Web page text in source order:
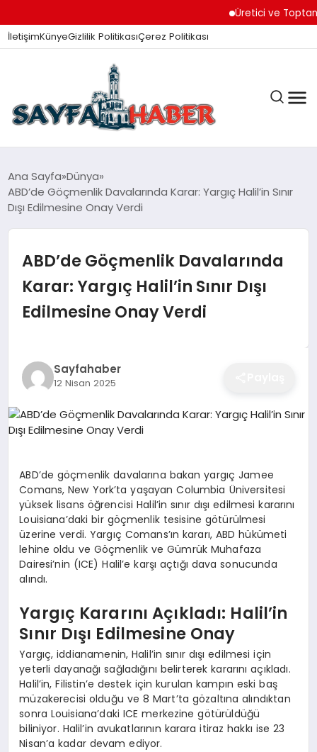
Üretici ve
İletişimKünyeGizlilik PolitikasıÇerez Politikası
ANA SAYFA
GÜNDEM
İZMIR HABERLERI
EKONOMI
SAĞLIK
SPOR
YAŞAM
Ana Sayfa Dünya
ABD’de Göçmenlik Davalarında Karar: Yargıç Halil’in Sınır
Dışı Edilmesine Onay Verdi
ABD’de Göçmenlik Davalarında
Karar: Yargıç Halil’in Sınır Dışı
Edilmesine Onay Verdi
Sayfahaber
12 Nisan 2025
ABD’de göçmenlik davalarına bakan yargıç Jamee
Comans, New York’ta yaşayan Columbia Üniversitesi
yüksek lisans öğrencisi Halil’in sınır dışı edilmesi kararını
Louisiana’daki bir göçmenlik tesisine götürülmesi
üzerine verdi. Yargıç Comans’ın kararı, ABD hükümeti
lehine oldu ve Göçmenlik ve Gümrük Muhafaza
Dairesi’nin (ICE) Halil’e karşı açtığı dava sonucunda
alındı.
Yargıç Kararını Açıkladı: Halil’in
Sınır Dışı Edilmesine Onay
Yargıç, iddianamenin, Halil’in sınır dışı edilmesi için
yeterli dayanağı sağladığını belirterek kararını açıkladı.
Halil’in, Filistin’e destek için kurulan kampın eski baş
müzakerecisi olduğu ve 8 Mart’ta gözaltına alındıktan
sonra Louisiana’daki ICE merkezine götürüldüğü
biliniyor. Halil’in avukatlarının karara itiraz hakkı ise 23
Nisan’a kadar devam ediyor.